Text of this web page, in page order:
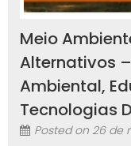
Meio
Alternativos
Ambiental,
Tecnologias
Posted on 26 de